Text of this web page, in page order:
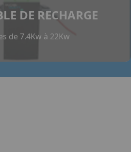
DE RECHARGE
de 7.4Kw à 22Kw